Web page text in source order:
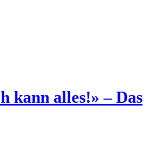
kann alles!» – Das